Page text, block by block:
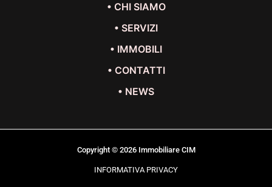
• CHI SIAMO
• SERVIZI
• IMMOBILI
• CONTATTI
• NEWS
Copyright © 2026 Immobiliare CIM
INFORMATIVA PRIVACY